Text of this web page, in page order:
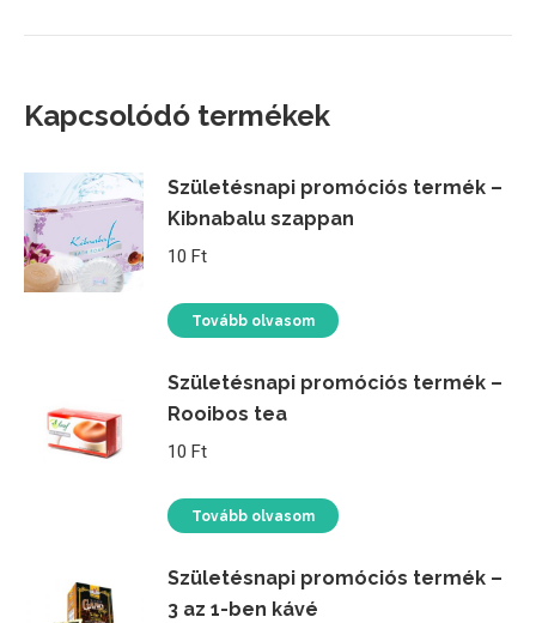
Kapcsolódó termékek
Születésnapi promóciós termék –
Kibnabalu szappan
10 Ft
Tovább olvasom
Születésnapi promóciós termék –
Rooibos tea
10 Ft
Tovább olvasom
Születésnapi promóciós termék –
3 az 1-ben kávé